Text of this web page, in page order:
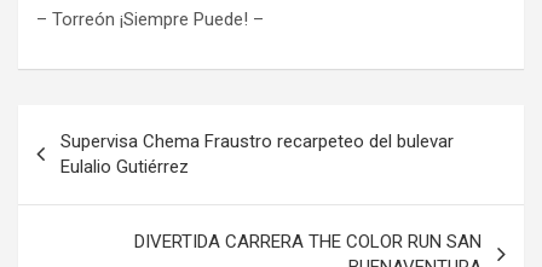
– Torreón ¡Siempre Puede! –
de
entradas
Supervisa Chema Fraustro recarpeteo del bulevar
Eulalio Gutiérrez
DIVERTIDA CARRERA THE COLOR RUN SAN